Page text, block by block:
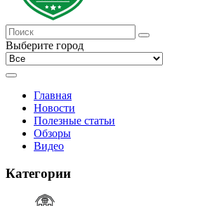
Выберите город
Главная
Новости
Полезные статьи
Обзоры
Видео
Категории